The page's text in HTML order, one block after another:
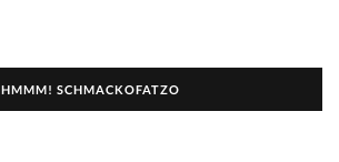
HMMM! SCHMACKOFATZO